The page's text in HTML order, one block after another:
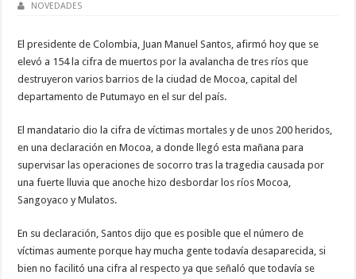
NOVEDADES
El presidente de Colombia, Juan Manuel Santos, afirmó hoy que se
elevó a 154 la cifra de muertos por la avalancha de tres ríos que
destruyeron varios barrios de la ciudad de Mocoa, capital del
departamento de Putumayo en el sur del país.
El mandatario dio la cifra de víctimas mortales y de unos 200 heridos,
en una declaración en Mocoa, a donde llegó esta mañana para
supervisar las operaciones de socorro tras la tragedia causada por
una fuerte lluvia que anoche hizo desbordar los ríos Mocoa,
Sangoyaco y Mulatos.
En su declaración, Santos dijo que es posible que el número de
víctimas aumente porque hay mucha gente todavía desaparecida, si
bien no facilitó una cifra al respecto ya que señaló que todavía se